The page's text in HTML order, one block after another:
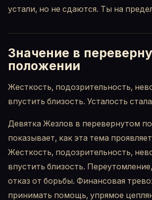
устали, но не сдаются. Ты на
Значение в
положении
Жесткость, подозрительность,
впустить близость. Усталость
Девятка Жезлов в перевернутом
показывает, как эта тема
Жесткость, подозрительность,
впустить близость.
отказ от борьбы. Финансовая
принимать помощь, упрямое